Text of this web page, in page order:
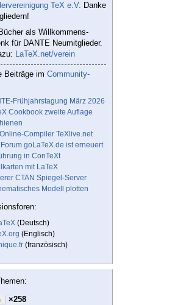
{ Qudrant 3}} \\
}
  &
\multicolumn{4}{
TeX e.V. Danke
als Willkommens-
für DANTE Neumitglieder.
LaTeX.net/verein
Beiträge im Community-
Frühjahrstagung März 2026
Cookbook zweite Auflage
Compiler TeXlive.net
Forum goLaTeX.de ist erneuert
in ConTeXt
mit LaTeX
CTAN Spiegel-Server
Modell plotten
(Deutsch)
(Englisch)
(französisch)
×258